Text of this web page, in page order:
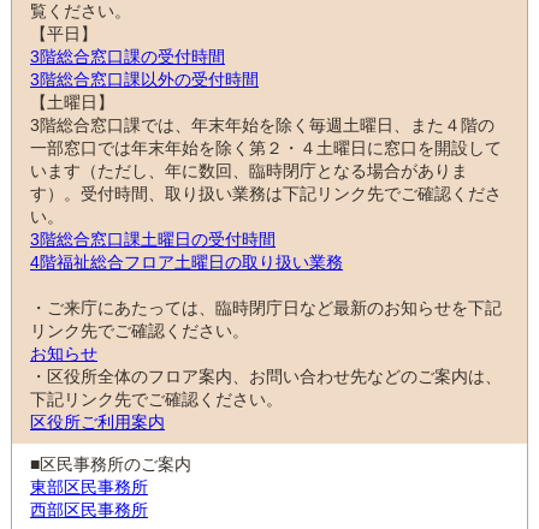
覧ください。
【平日】
3階総合窓口課の受付時間
3階総合窓口課以外の受付時間
【土曜日】
3階総合窓口課では、年末年始を除く毎週土曜日、また４階の
一部窓口では年末年始を除く第２・４土曜日に窓口を開設して
います（ただし、年に数回、臨時閉庁となる場合がありま
す）。受付時間、取り扱い業務は下記リンク先でご確認くださ
い。
3階総合窓口課土曜日の受付時間
4階福祉総合フロア土曜日の取り扱い業務
・ご来庁にあたっては、臨時閉庁日など最新のお知らせを下記
リンク先でご確認ください。
お知らせ
・区役所全体のフロア案内、お問い合わせ先などのご案内は、
下記リンク先でご確認ください。
区役所ご利用案内
■区民事務所のご案内
東部区民事務所
西部区民事務所